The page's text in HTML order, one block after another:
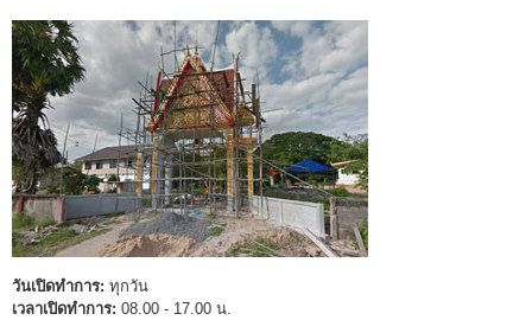
วันเปิดทำการ: ทุกวัน
เวลาเปิดทำการ: 08.00 - 17.00 น.